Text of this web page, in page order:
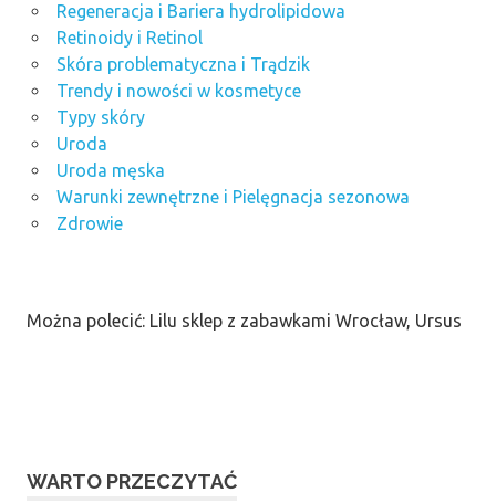
Regeneracja i Bariera hydrolipidowa
Retinoidy i Retinol
Skóra problematyczna i Trądzik
Trendy i nowości w kosmetyce
Typy skóry
Uroda
Uroda męska
Warunki zewnętrzne i Pielęgnacja sezonowa
Zdrowie
Można polecić: Lilu sklep z zabawkami Wrocław, Ursus
WARTO PRZECZYTAĆ